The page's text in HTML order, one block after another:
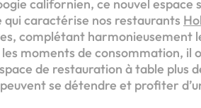
californien, ce nouvel espace
caractérise nos restaurants
complétant harmonieusement
les moments de consommation, il
de restauration à table plus
se détendre et profiter